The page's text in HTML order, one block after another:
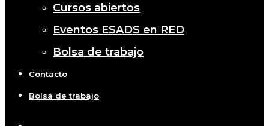
Cursos abiertos
Eventos ESADS en RED
Bolsa de trabajo
Contacto
Bolsa de trabajo